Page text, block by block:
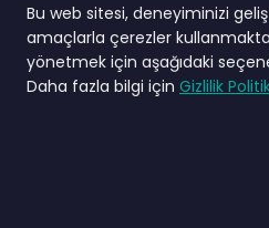
Bülten
Güncel gelişmelerden
Bu web sitesi, deneyiminizi
amaçlarla çerezler
yönetmek için aşağıdaki
Daha fazla bilgi için Gizlilik